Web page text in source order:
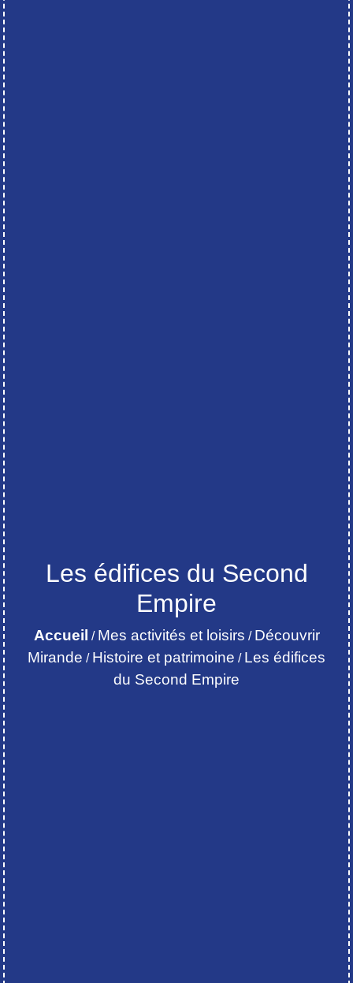
Les édifices du Second
Empire
Accueil / Mes activités et loisirs / Découvrir
Mirande / Histoire et patrimoine / Les édifices
du Second Empire